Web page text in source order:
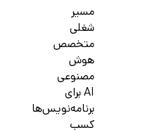
مسیر
شغلی
متخصص
هوش
مصنوعی
AI برای
برنامه‌نویس‌ها
کسب